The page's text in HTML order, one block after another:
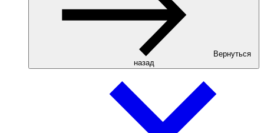
Вернуться
назад